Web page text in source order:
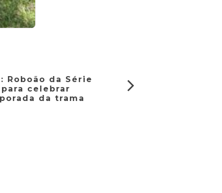
Roboão da Série
celebrar
da trama